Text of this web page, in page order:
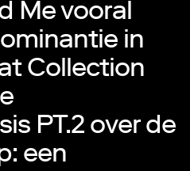
Me vooral
in
Collection
PT.2 over de
een